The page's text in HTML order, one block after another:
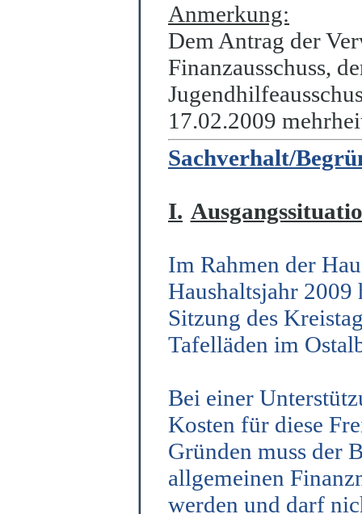
Anmerkung:
Dem Antrag der
Finanzausschuss,
17.02.2009
Sachverhalt/
I.
Im Rahmen der
Haushaltsjahr
Sitzung des
Tafelläden im
Bei einer
Kosten für diese
Gründen muss der
allgemeinen
werden und darf